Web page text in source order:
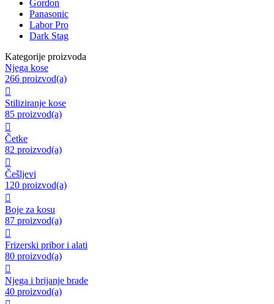
Gordon
Panasonic
Labor Pro
Dark Stag
Kategorije proizvoda
Njega kose
266 proizvod(a)

Stiliziranje kose
85 proizvod(a)

Četke
82 proizvod(a)

Češljevi
120 proizvod(a)

Boje za kosu
87 proizvod(a)

Frizerski pribor i alati
80 proizvod(a)

Njega i brijanje brade
40 proizvod(a)